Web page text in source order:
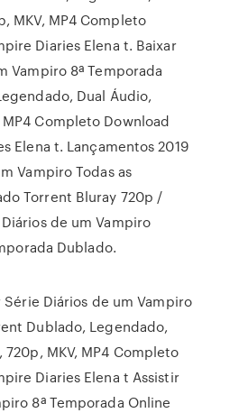
MKV, MP4 Completo
Diaries Elena t. Baixar
Vampiro 8ª Temporada
Dual Áudio,
MP4 Completo Download
Elena t. Lançamentos 2019
Vampiro Todas as
Torrent Bluray 720p /
de um Vampiro
Dublado.
Série Diários de um Vampiro
Dublado, Legendado,
MKV, MP4 Completo
Diaries Elena t Assistir
8ª Temporada Online